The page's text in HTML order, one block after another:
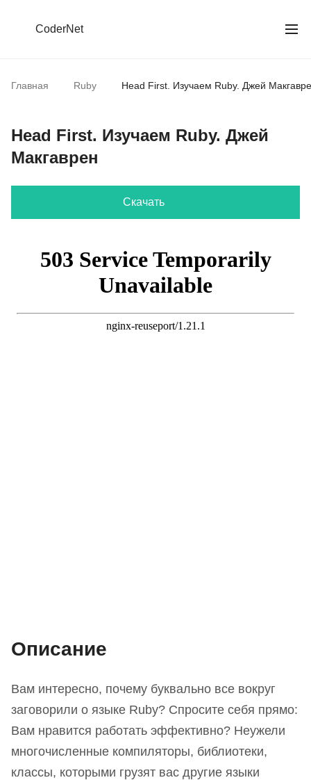
CoderNet
Главная Ruby Head First. Изучаем Ruby. Джей
Head First. Изучаем Ruby. Джей
Макгаврен
Скачать
Описание
Вам интересно, почему буквально все вокруг
заговорили о языке Ruby? Спросите себя прямо:
Вам нравится работать эффективно? Неужели
многочисленные компиляторы, библиотеки,
классы, которыми грузят вас другие языки